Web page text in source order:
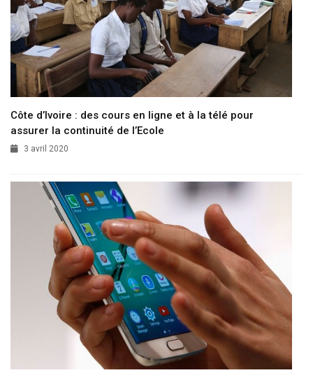
Côte d’Ivoire : des cours en ligne et à la télé pour
assurer la continuité de l’Ecole
3 avril 2020